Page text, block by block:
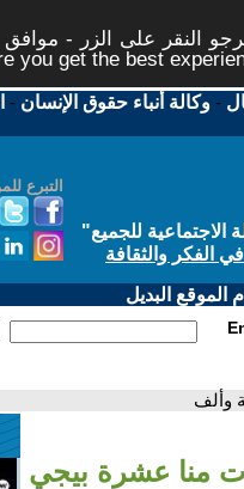
النقر على الزر -
you get the best
-وكالة أنباء حقوق الإنسان -
التبرع
للجميع"
الفكر والثقافة
الموقع البديل
وألف
منا عشرة بيجي